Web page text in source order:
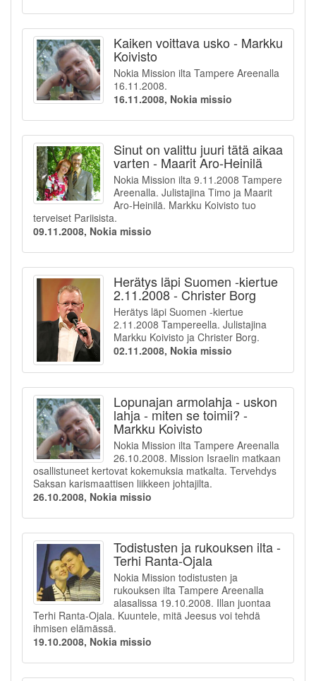
Kaiken voittava usko - Markku
Koivisto
Nokia Mission ilta Tampere Areenalla
16.11.2008.
16.11.2008, Nokia missio
Sinut on valittu juuri tätä aikaa
varten - Maarit Aro-Heinilä
Nokia Mission ilta 9.11.2008 Tampere
Areenalla. Julistajina Timo ja Maarit
Aro-Heinilä. Markku Koivisto tuo
terveiset Pariisista.
09.11.2008, Nokia missio
Herätys läpi Suomen -kiertue
2.11.2008 - Christer Borg
Herätys läpi Suomen -kiertue
2.11.2008 Tampereella. Julistajina
Markku Koivisto ja Christer Borg.
02.11.2008, Nokia missio
Lopunajan armolahja - uskon
lahja - miten se toimii? -
Markku Koivisto
Nokia Mission ilta Tampere Areenalla
26.10.2008. Mission Israelin matkaan
osallistuneet kertovat kokemuksia matkalta. Tervehdys
Saksan karismaattisen liikkeen johtajilta.
26.10.2008, Nokia missio
Todistusten ja rukouksen ilta -
Terhi Ranta-Ojala
Nokia Mission todistusten ja
rukouksen ilta Tampere Areenalla
alasalissa 19.10.2008. Illan juontaa
Terhi Ranta-Ojala. Kuuntele, mitä Jeesus voi tehdä
ihmisen elämässä.
19.10.2008, Nokia missio